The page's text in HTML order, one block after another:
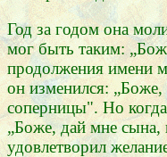
Год за годом она
мог быть таким:
продолжения имени
он изменился:
соперницы". Но
„Боже, дай мне
удовлетворил